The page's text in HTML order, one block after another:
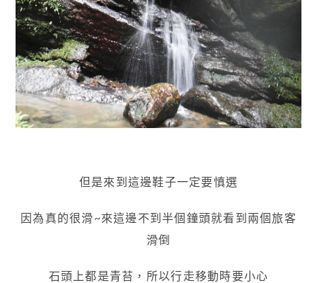
但是來到這邊鞋子一定要慎選
因為真的很滑~來這邊不到半個鐘頭就看到兩個旅客
滑倒
石頭上都是青苔，所以行走移動時要小心